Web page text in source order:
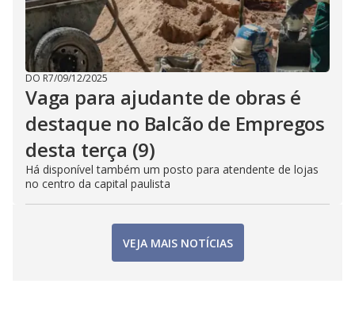
DO R7/09/12/2025
Vaga para ajudante de obras é
destaque no Balcão de Empregos
desta terça (9)
Há disponível também um posto para atendente de lojas
no centro da capital paulista
VEJA MAIS NOTÍCIAS